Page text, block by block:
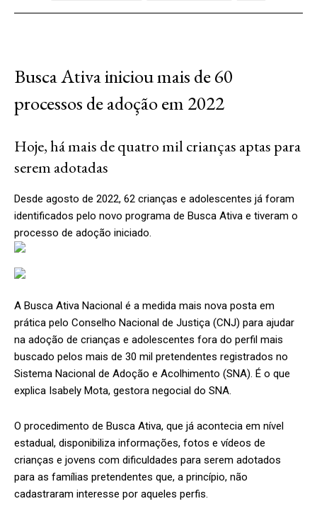
Busca Ativa iniciou mais de 60
processos de adoção em 2022
Hoje, há mais de quatro mil crianças aptas para
serem adotadas
Desde agosto de 2022, 62 crianças e adolescentes já foram
identificados pelo novo programa de Busca Ativa e tiveram o
processo de adoção iniciado.
A Busca Ativa Nacional é a medida mais nova posta em
prática pelo Conselho Nacional de Justiça (CNJ) para ajudar
na adoção de crianças e adolescentes fora do perfil mais
buscado pelos mais de 30 mil pretendentes registrados no
Sistema Nacional de Adoção e Acolhimento (SNA). É o que
explica Isabely Mota, gestora negocial do SNA.
O procedimento de Busca Ativa, que já acontecia em nível
estadual, disponibiliza informações, fotos e vídeos de
crianças e jovens com dificuldades para serem adotados
para as famílias pretendentes que, a princípio, não
cadastraram interesse por aqueles perfis.